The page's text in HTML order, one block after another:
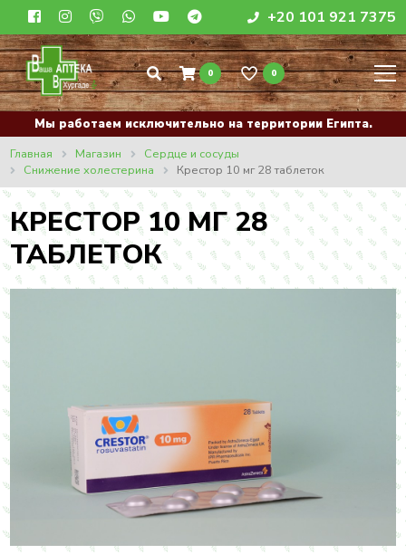
+20 101 921 7375
0 0
Мы работаем исключительно на территории Египта.
Главная
Магазин
Сердце и сосуды
Снижение холестерина
Крестор 10 мг 28 таблеток
КРЕСТОР 10 МГ 28
ТАБЛЕТОК